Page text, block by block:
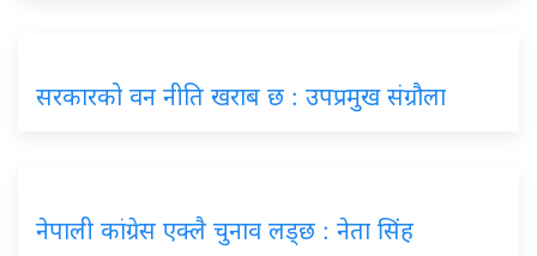
सरकारको वन नीति खराब छ : उपप्रमुख संग्रौला
नेपाली कांग्रेस एक्लै चुनाव लड्छ : नेता सिंह